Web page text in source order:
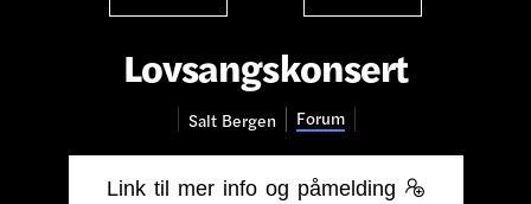
Lovsangskonsert
Salt Bergen Forum
Link til mer info og påmelding 